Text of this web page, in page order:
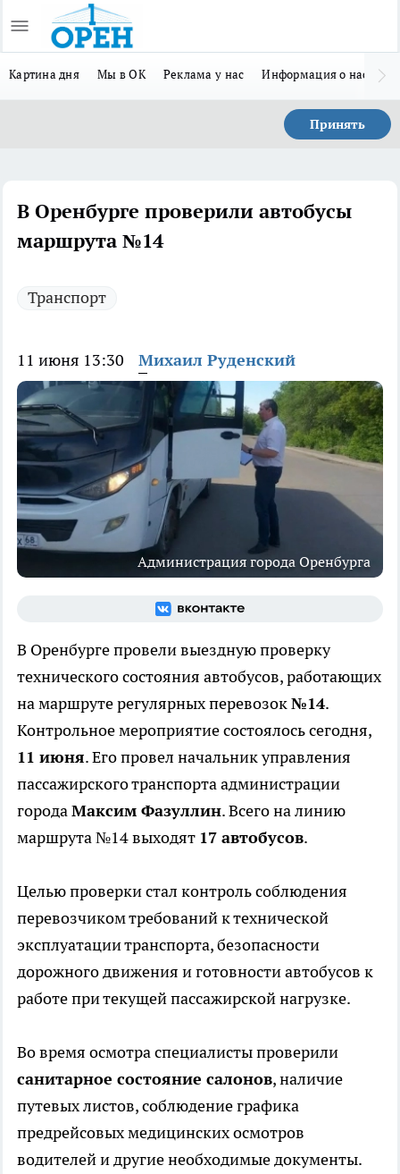
Картина дня Мы в ОК Реклама у нас Информация о нас
Принять
В Оренбурге проверили автобусы
маршрута №14
Транспорт
11 июня 13:30 Михаил Руденский
Администрация города Оренбурга
В Оренбурге провели выездную проверку
технического состояния автобусов, работающих
на маршруте регулярных перевозок№14.
Контрольное мероприятие состоялось сегодня,
11 июня. Его провел начальник управления
пассажирского транспорта администрации
городаМаксим Фазуллин. Всего на линию
маршрута №14 выходят 17 автобусов.
Целью проверки стал контроль соблюдения
перевозчиком требований к технической
эксплуатации транспорта, безопасности
дорожного движения и готовности автобусов к
работе при текущей пассажирской нагрузке.
Во время осмотра специалисты проверили
санитарное состояние салонов, наличие
путевых листов, соблюдение графика
предрейсовых медицинских осмотров
водителей и другие необходимые документы.